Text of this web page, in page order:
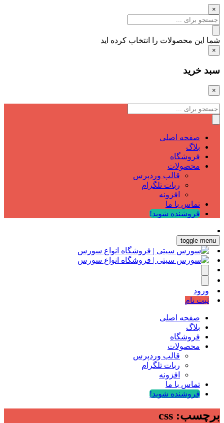
×
شما این محصولات را انتخاب کرده اید
×
سبد خرید
×
صفحه اصلی
بلاگ
فروشگاه
محصولات
قالب وردپرس
ربات تلگرام
افزونه
تماس با ما
فروشنده شوید!
toggle menu
ورود
ثبت نام
صفحه اصلی
بلاگ
فروشگاه
محصولات
قالب وردپرس
ربات تلگرام
افزونه
تماس با ما
فروشنده شوید!
برچسب: css